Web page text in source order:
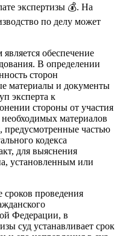
экспертизы 💰. На
по делу может
обеспечение
В определении
сторон
материалы и документы
эксперта к
стороны от участия
материалов
предусмотренные частью
кодекса
для выяснения
установленным или
сроков проведения
Федерации, в
суд устанавливает срок